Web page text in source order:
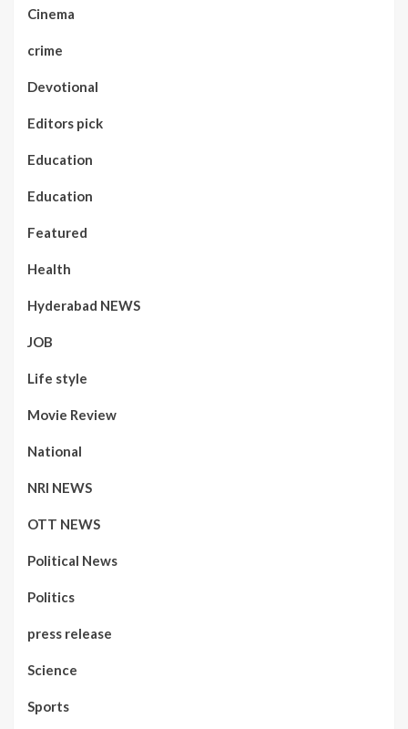
Cinema
crime
Devotional
Editors pick
Education
Education
Featured
Health
Hyderabad NEWS
JOB
Life style
Movie Review
National
NRI NEWS
OTT NEWS
Political News
Politics
press release
Science
Sports